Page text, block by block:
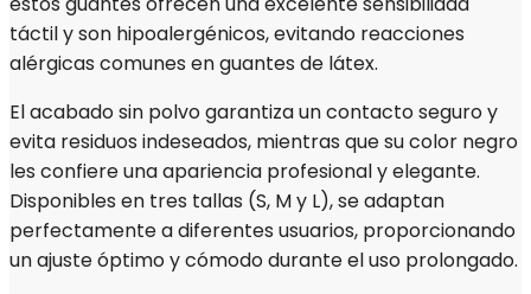
táctil y son hipoalergénicos, evitando reacciones
alérgicas comunes en guantes de látex.
El acabado sin polvo garantiza un contacto seguro y
evita residuos indeseados, mientras que su color negro
les confiere una apariencia profesional y elegante.
Disponibles en tres tallas (S, M y L), se adaptan
perfectamente a diferentes usuarios, proporcionando
un ajuste óptimo y cómodo durante el uso prolongado.